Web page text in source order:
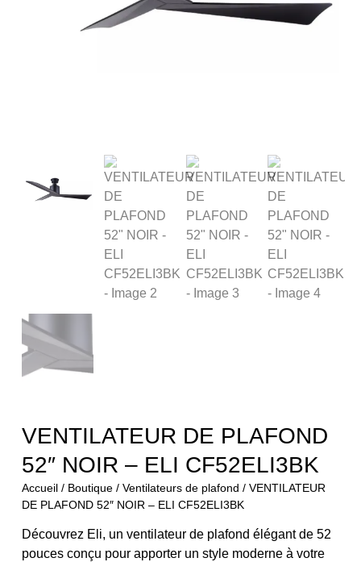
VENTILATEUR DE PLAFOND
52″ NOIR – ELI CF52ELI3BK
Accueil/ Boutique/ Ventilateurs de plafond / VENTILATEUR
DE PLAFOND 52″ NOIR – ELI CF52ELI3BK
Découvrez Eli, un ventilateur de plafond élégant de 52
pouces conçu pour apporter un style moderne à votre